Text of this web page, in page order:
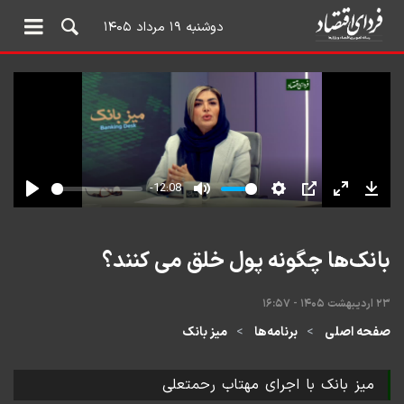
دوشنبه ۱۹ مرداد ۱۴۰۵
بانک‌ها چگونه پول خلق می کنند؟
۲۳ اردیبهشت ۱۴۰۵ - ۱۶:۵۷
صفحه اصلی برنامه‌ها میز بانک
میز بانک با اجرای مهتاب رحمتعلی